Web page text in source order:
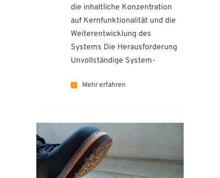
die inhaltliche Konzentration
auf Kernfunktionalität und die
Weiterentwicklung des
Systems Die Herausforderung
Unvollständige System-
Mehr erfahren